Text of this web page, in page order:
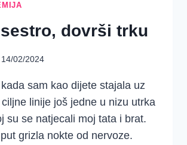
dovrši trku
14/02/2024
sam kao dijete stajala uz
linije još jedne u nizu utrka
su se natjecali moj tata i brat.
grizla nokte od nervoze.